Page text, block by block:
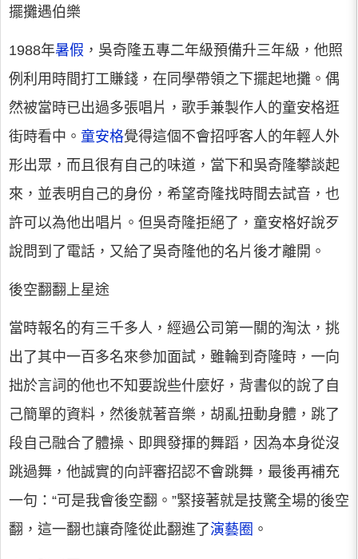
擺攤遇伯樂
1988年暑假 ，吳奇隆五專二年級預備升三年級，他照
例利用時間打工賺錢，在同學帶領之下擺起地攤。偶
然被當時已出過多張唱片，歌手兼製作人的童安格逛
街時看中。 童安格覺得這個不會招呼客人的年輕人外
形出眾，而且很有自己的味道，當下和吳奇隆攀談起
來，並表明自己的身份，希望奇隆找時間去試音，也
許可以為他出唱片。但吳奇隆拒絕了，童安格好說歹
說問到了電話，又給了吳奇隆他的名片後才離開。
後空翻翻上星途
當時報名的有三千多人，經過公司第一關的淘汰，挑
出了其中一百多名來參加面試，雖輪到奇隆時，一向
拙於言詞的他也不知要說些什麼好，背書似的說了自
己簡單的資料，然後就著音樂，胡亂扭動身體，跳了
段自己融合了體操、即興發揮的舞蹈，因為本身從沒
跳過舞，他誠實的向評審招認不會跳舞，最後再補充
一句：“可是我會後空翻。”緊接著就是技驚全場的後空
翻，這一翻也讓奇隆從此翻進了演藝圈 。